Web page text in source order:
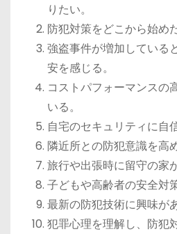
りたい。
防犯対策をどこから始め
強盗事件が増加している
安を感じる。
コストパフォーマンスの
いる。
自宅のセキュリティに自
隣近所との防犯意識を高
旅行や出張時に留守の家
子どもや高齢者の安全対
最新の防犯技術に興味があ
犯罪心理を理解し、防犯